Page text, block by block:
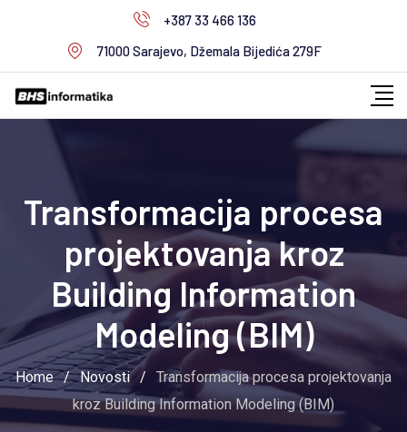
+387 33 466 136
71000 Sarajevo, Džemala Bijedića 279F
Transformacija procesa
projektovanja kroz
Building Information
Modeling (BIM)
Home / Novosti /
Transformacija procesa projektovanja
kroz Building Information Modeling (BIM)